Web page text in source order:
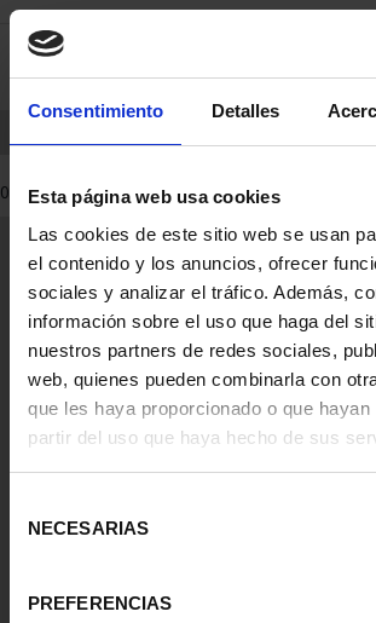
Consentimiento Detalles
Esta página web usa cookies
Las cookies de este sitio web se usan
el contenido y los anuncios, ofrecer
sociales y analizar el tráfico. Además,
información sobre el uso que haga del
nuestros partners de redes sociales,
web, quienes pueden combinarla con
que les haya proporcionado o que hayan
partir del uso que haya hecho de sus
NECESARIAS
PREFERENCIAS
saltar
contenido
Saltar
men
0 Productos encontrados
Información General
Contacto
Preguntas Frequentes
Aviso Legal
Condiciones Legales